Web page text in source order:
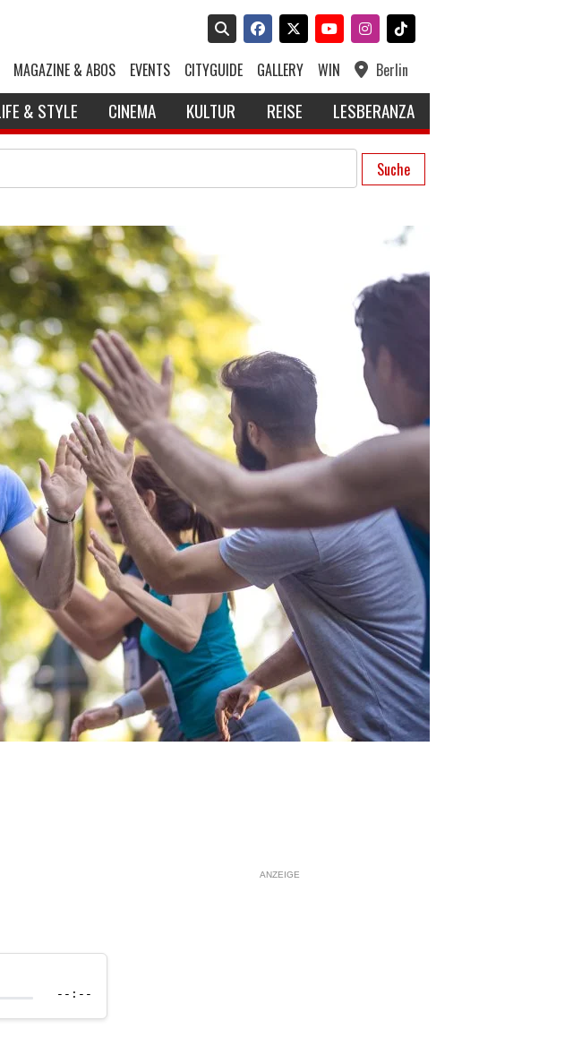
MAGAZINE & ABOS EVENTS CITYGUIDE GALLERY WIN Berlin
& STYLE CINEMA KULTUR REISE LESBERANZA
--:--
ANZEIGE